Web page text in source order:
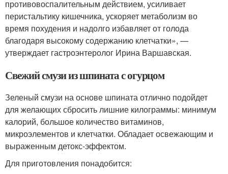
противовоспалительным действием, усиливает
перистальтику кишечника, ускоряет метаболизм во
время похудения и надолго избавляет от голода
благодаря высокому содержанию клетчатки», —
утверждает гастроэнтеролог Ирина Варшавская.
Свежий смузи из шпината с огурцом
Зеленый смузи на основе шпината отлично подойдет
для желающих сбросить лишние килограммы: минимум
калорий, большое количество витаминов,
микроэлементов и клетчатки. Обладает освежающим и
выраженным детокс-эффектом.
Для приготовления понадобится: